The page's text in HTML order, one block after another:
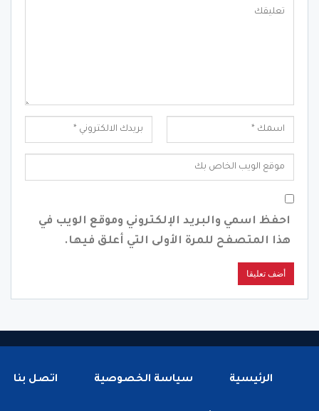
احفظ اسمي والبريد الإلكتروني وموقع الويب في
هذا المتصفح للمرة الأولى التي أعلق فيها.
الرئيسية سياسة الخصوصية اتصل بنا